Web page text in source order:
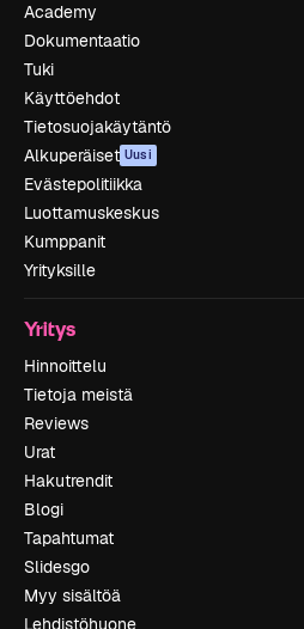
Academy
Dokumentaatio
Tuki
Käyttöehdot
Tietosuojakäytäntö
Alkuperäiset Uusi
Evästepolitiikka
Luottamuskeskus
Kumppanit
Yrityksille
Yritys
Hinnoittelu
Tietoja meistä
Reviews
Urat
Hakutrendit
Blogi
Tapahtumat
Slidesgo
Myy sisältöä
Lehdistöhuone